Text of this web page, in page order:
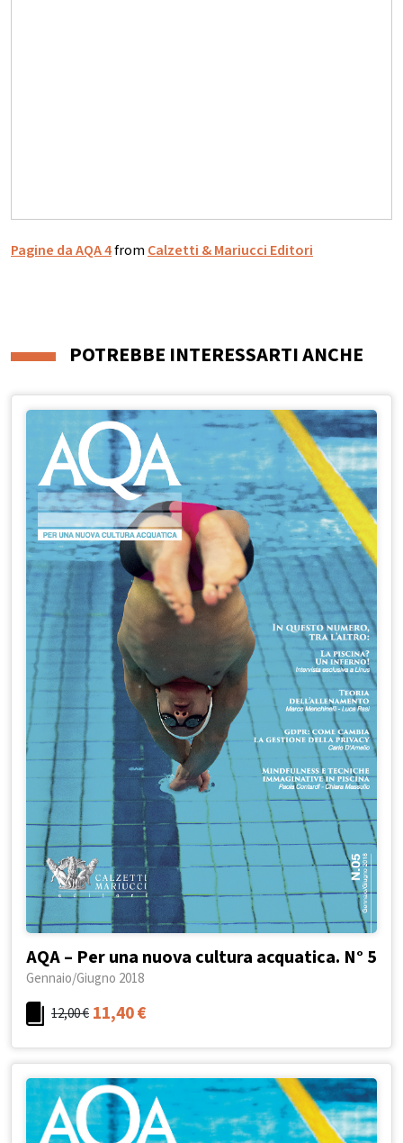
Pagine da AQA 4from Calzetti & Mariucci Editori
POTREBBE INTERESSARTI ANCHE
AQA – Per una nuova cultura acquatica. N° 5
Gennaio/Giugno 2018
12,00€ 11,40€